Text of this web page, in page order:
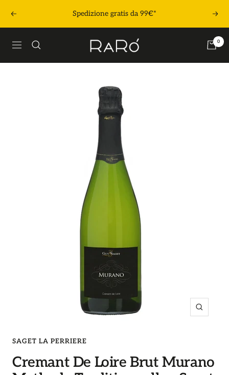
contenuto
Precedente Spedizione gratis da 99€*
Navigazione
Raró
0
SAGET LA PERRIERE
Cremant De Loire Brut Murano